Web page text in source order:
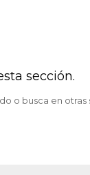
sección.
o busca en